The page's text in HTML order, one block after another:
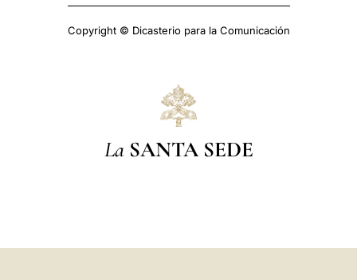
Copyright © Dicasterio para la Comunicación
La SANTA SEDE